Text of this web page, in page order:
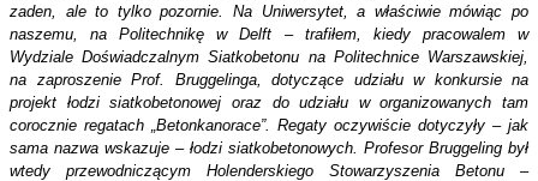
zaden, ale to tylko pozornie. Na Uniwersytet, a właściwie mówiąc po
naszemu, na Politechnikę w Delft – trafiłem, kiedy pracowalem w
Wydziale Doświadczalnym Siatkobetonu na Politechnice Warszawskiej,
na zaproszenie Prof. Bruggelinga, dotyczące udziału w konkursie na
projekt łodzi siatkobetonowej oraz do udziału w organizowanych tam
corocznie regatach „Betonkanorace”. Regaty oczywiście dotyczyły – jak
sama nazwa wskazuje – łodzi siatkobetonowych. Profesor Bruggeling był
wtedy przewodniczącym Holenderskiego Stowarzyszenia Betonu –